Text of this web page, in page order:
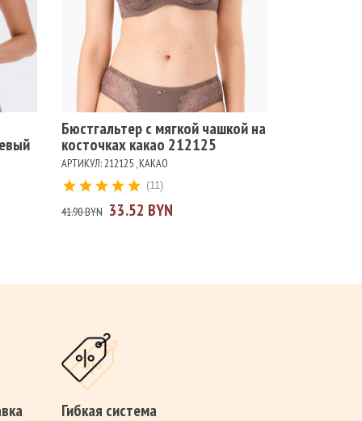
Размеры
75D
Цвет
КАКАО КРАСНЫЙ БЕЛЫЙ
Бюстгальтер с мягкой чашкой на
косточках какао 212125
АРТИКУЛ: 212125 , КАКАО
41.90 BYN 33.52 BYN
(11)
Гибкая система